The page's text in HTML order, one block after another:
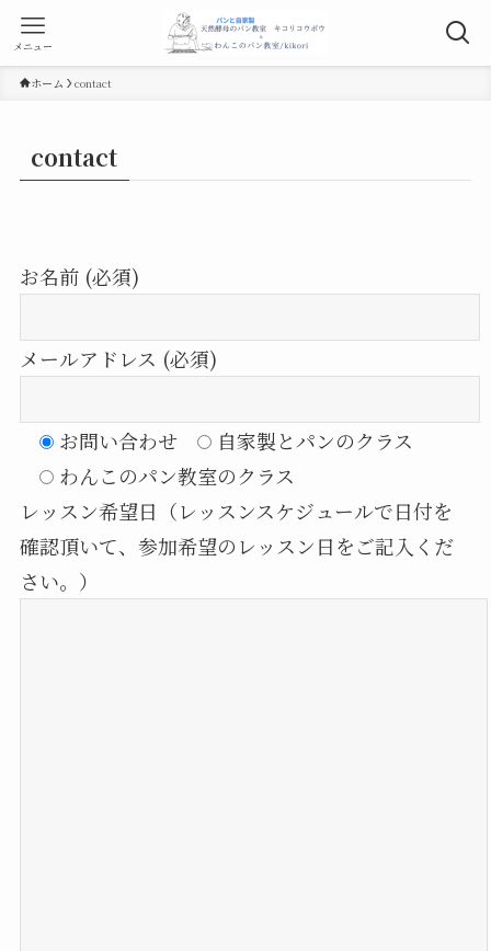
メニュー
ホーム contact
contact
お名前 (必須)
メールアドレス (必須)
お問い合わせ
自家製とパンのクラス
わんこのパン教室のクラス
レッスン希望日（レッスンスケジュールで日付を
確認頂いて、参加希望のレッスン日をご記入くだ
さい。）